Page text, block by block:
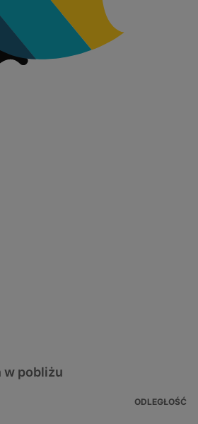
w pobliżu
ODLEGŁOŚĆ